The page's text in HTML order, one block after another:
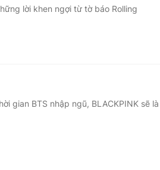
lời khen ngợi từ tờ báo Rolling
gian BTS nhập ngũ, BLACKPINK sẽ là